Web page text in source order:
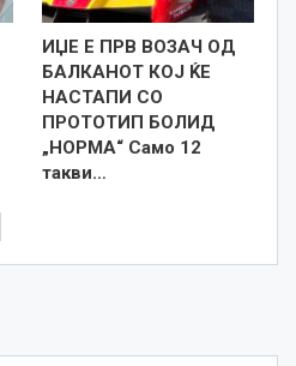
ИЏЕ Е ПРВ ВОЗАЧ ОД
БАЛКАНОТ КОЈ ЌЕ
НАСТАПИ СО
ПРОТОТИП БОЛИД
„НОРМА“ Само 12
такви…